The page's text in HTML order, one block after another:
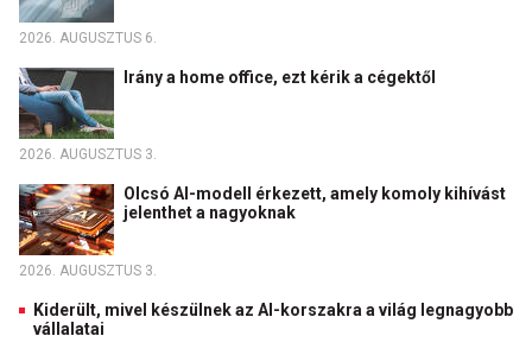
2026. AUGUSZTUS 6.
Irány a home office, ezt kérik a cégektől
2026. AUGUSZTUS 3.
Olcsó AI-modell érkezett, amely komoly kihívást
jelenthet a nagyoknak
2026. AUGUSZTUS 3.
Kiderült, mivel készülnek az AI-korszakra a világ legnagyobb
vállalatai